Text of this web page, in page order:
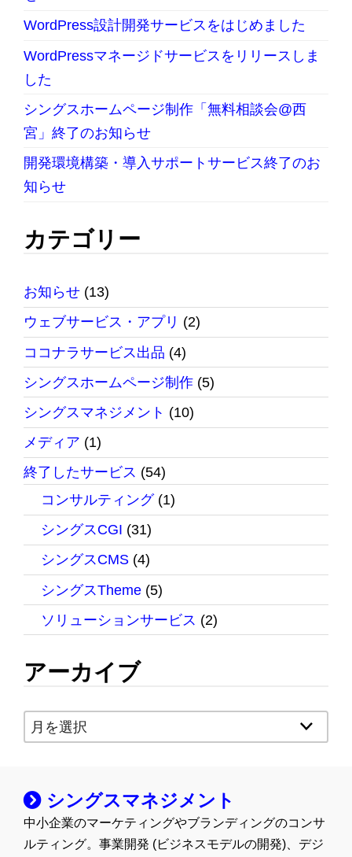
WordPress設計開発サービスをはじめました
WordPressマネージドサービスをリリースしま
した
シングスホームページ制作「無料相談会@西
宮」終了のお知らせ
開発環境構築・導入サポートサービス終了のお
知らせ
カテゴリー
お知らせ (13)
ウェブサービス・アプリ (2)
ココナラサービス出品 (4)
シングスホームページ制作 (5)
シングスマネジメント (10)
メディア (1)
終了したサービス (54)
コンサルティング(1)
シングスCGI (31)
シングスCMS(4)
シングスTheme(5)
ソリューションサービス (2)
アーカイブ
ア
ー
イ
ブ
シングスマネジメント
中小企業のマーケティングやブランディングのコンサ
ルティング。事業開発 (ビジネスモデルの開発)、デジ